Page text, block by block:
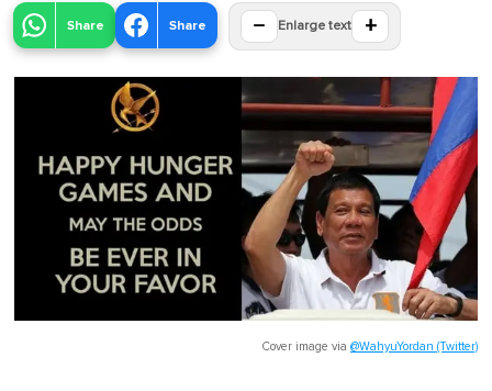
Share Share − Enlarge text +
Cover image via @WahyuYordan (Twitter)